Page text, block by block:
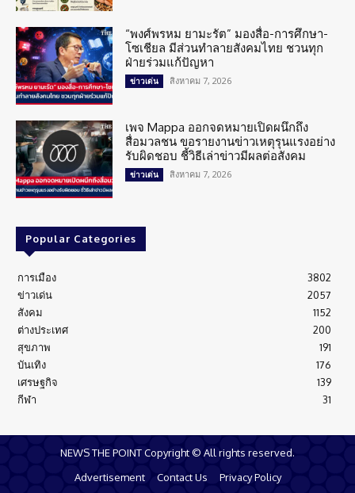
“พงศ์พรหม ยามะรัต” มองสื่อ-การศึกษา-
โซเชียล มีส่วนทำลายสังคมไทย ชวนทุก
ฝ่ายร่วมแก้ปัญหา
ข่าวเด่น สิงหาคม 7, 2026
เพจ Mappa ออกจดหมายเปิดผนึกถึง
สื่อมวลชน ขอรายงานข่าวเหตุรุนแรงอย่าง
รับผิดชอบ ชี้วิธีเล่าข่าวมีผลต่อสังคม
ข่าวเด่น สิงหาคม 7, 2026
Popular Categories
การเมือง
3802
ข่าวเด่น
2057
สังคม
1152
ต่างประเทศ
200
สุขภาพ
191
บันเทิง
176
เศรษฐกิจ
139
กีฬา
31
NEWS THE POINT Copyright © All rights reserved.
Advertisement
Contact Us Privacy Policy